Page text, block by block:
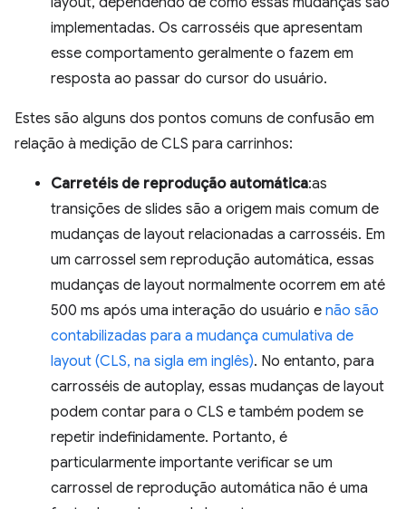
implementadas. Os carrosséis que apresentam
esse comportamento geralmente o fazem em
resposta ao passar do cursor do usuário.
Estes são alguns dos pontos comuns de confusão em
relação à medição de CLS para carrinhos:
Carretéis de reprodução automática:as
transições de slides são a origem mais comum de
mudanças de layout relacionadas a carrosséis. Em
um carrossel sem reprodução automática, essas
mudanças de layout normalmente ocorrem em até
500 ms após uma interação do usuário e não são
contabilizadas para a mudança cumulativa de
layout (CLS, na sigla em inglês). No entanto, para
carrosséis de autoplay, essas mudanças de layout
podem contar para o CLS e também podem se
repetir indefinidamente. Portanto, é
particularmente importante verificar se um
carrossel de reprodução automática não é uma